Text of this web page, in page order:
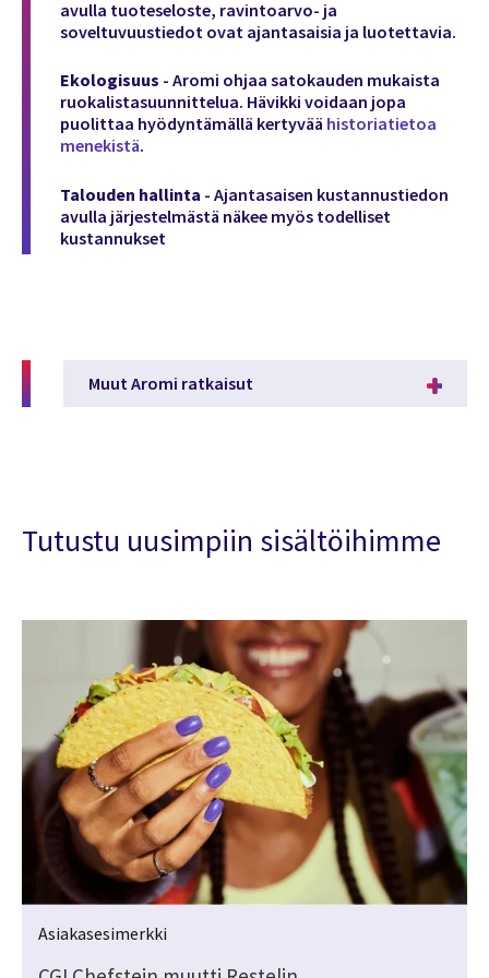
avulla tuoteseloste, ravintoarvo- ja
soveltuvuustiedot ovat ajantasaisia ja luotettavia.
Ekologisuus - Aromi ohjaa satokauden mukaista
ruokalistasuunnittelua. Hävikki voidaan jopa
puolittaa hyödyntämällä kertyvää historiatietoa
menekistä.
Talouden hallinta - Ajantasaisen kustannustiedon
avulla järjestelmästä näkee myös todelliset
kustannukset
Muut Aromi ratkaisut
Tutustu uusimpiin sisältöihimme
Asiakasesimerkki